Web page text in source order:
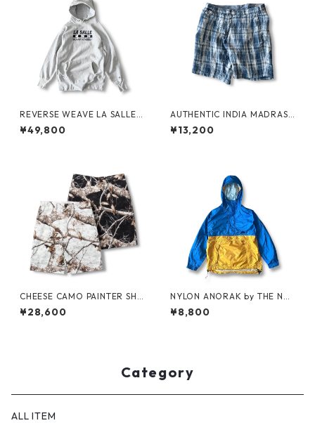
REVERSE WEAVE LA SALLE
MILITARY ACADEMY by CHA
MPION
¥49,800
AUTHENTIC INDIA MADRAS
SHORTS by Polo Ralph Laure
n
¥13,200
CHEESE CAMO PAINTER SHO
RTS by Little Yarmouth
¥28,600
NYLON ANORAK by THE NO
RTH FACE
¥8,800
Category
ALL ITEM